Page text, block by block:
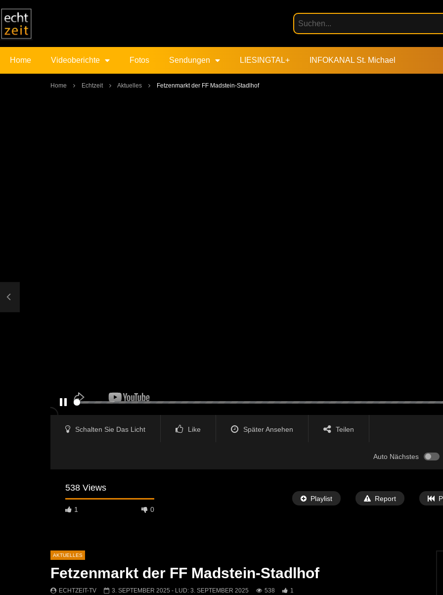
Home Videoberichte Fotos Sendungen LIESINGTAL+ INFOKANAL St. Michael
Home Echtzeit Aktuelles Fetzenmarkt der FF Madstein-Stadlhof
Schalten Sie Das Licht Like Später Ansehen Teilen
Auto Nächstes
538 Views
1 0
Playlist Report
Später Ansehen
04:27 Später Ansehen
00:50
AKTUELLES
Fetzenmarkt der FF Madstein-Stadlhof
ECHTZEIT-TV 3. SEPTEMBER 2025 - LUD: 3. SEPTEMBER 2025 538 1